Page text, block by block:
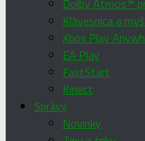
Dolby Atmos™
Klávesnica a
Xbox Play
EA Play
FastStart
Kinect
Správy
Novinky